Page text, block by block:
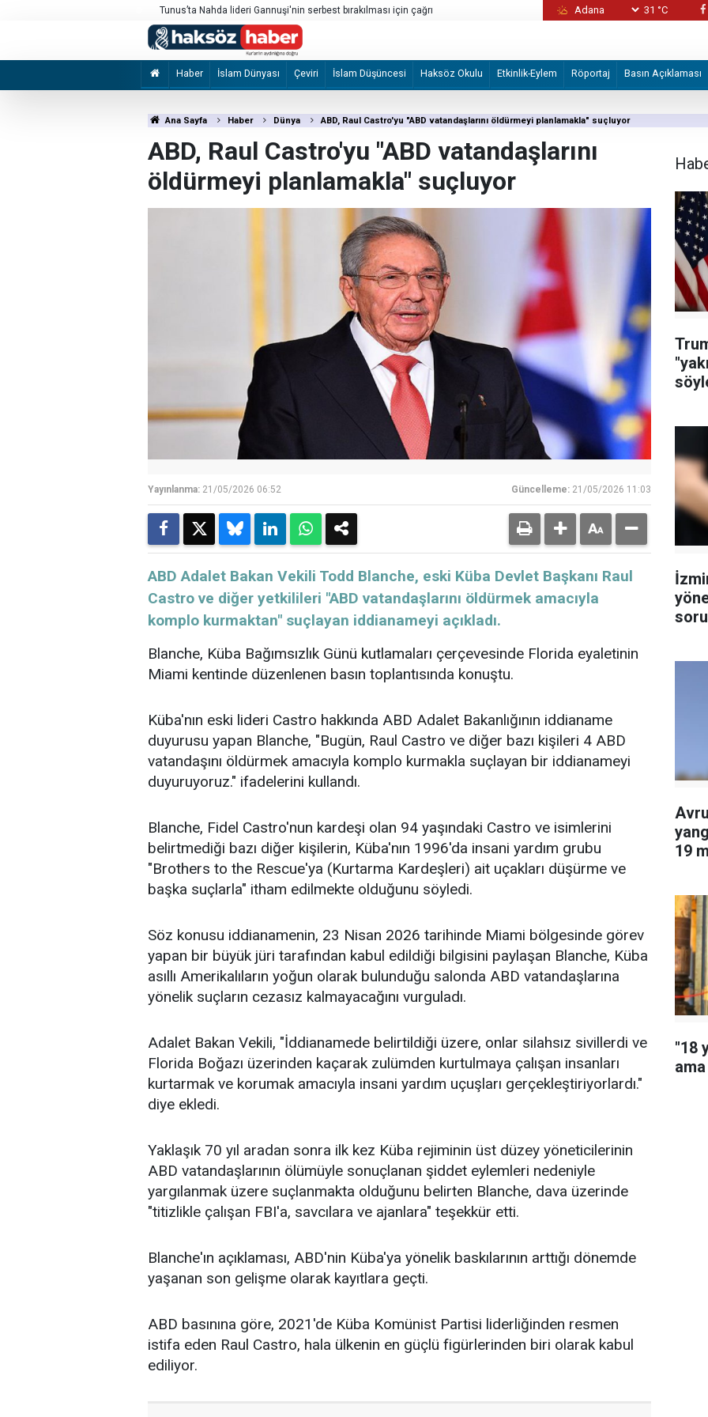
Tunus’ta Nahda lideri Gannuşi'nin serbest bırakılması için çağrı Keşm Adası'nda patlama sesleri duyuldu
31 °C
Haber İslam Dünyası Çeviri İslam Düşüncesi Haksöz Okulu Etkinlik-Eylem Röportaj Basın Açıklaması
Ana Sayfa Haber Dünya ABD, Raul Castro'yu "ABD vatandaşlarını öldürmeyi planlamakla" suçluyor
ABD, Raul Castro'yu "ABD vatandaşlarını
öldürmeyi planlamakla" suçluyor
Yayınlanma: 21/05/2026 06:52 Güncelleme: 21/05/2026 11:03
ABD Adalet Bakan Vekili Todd Blanche, eski Küba Devlet Başkanı Raul
Castro ve diğer yetkilileri "ABD vatandaşlarını öldürmek amacıyla
komplo kurmaktan" suçlayan iddianameyi açıkladı.
Blanche, Küba Bağımsızlık Günü kutlamaları çerçevesinde Florida eyaletinin
Miami kentinde düzenlenen basın toplantısında konuştu.
Küba'nın eski lideri Castro hakkında ABD Adalet Bakanlığının iddianame
duyurusu yapan Blanche, "Bugün, Raul Castro ve diğer bazı kişileri 4 ABD
vatandaşını öldürmek amacıyla komplo kurmakla suçlayan bir iddianameyi
duyuruyoruz." ifadelerini kullandı.
Blanche, Fidel Castro'nun kardeşi olan 94 yaşındaki Castro ve isimlerini
belirtmediği bazı diğer kişilerin, Küba'nın 1996'da insani yardım grubu
"Brothers to the Rescue'ya (Kurtarma Kardeşleri) ait uçakları düşürme ve
başka suçlarla" itham edilmekte olduğunu söyledi.
Söz konusu iddianamenin, 23 Nisan 2026 tarihinde Miami bölgesinde görev
yapan bir büyük jüri tarafından kabul edildiği bilgisini paylaşan Blanche, Küba
asıllı Amerikalıların yoğun olarak bulunduğu salonda ABD vatandaşlarına
yönelik suçların cezasız kalmayacağını vurguladı.
Adalet Bakan Vekili, "İddianamede belirtildiği üzere, onlar silahsız sivillerdi ve
Florida Boğazı üzerinden kaçarak zulümden kurtulmaya çalışan insanları
kurtarmak ve korumak amacıyla insani yardım uçuşları gerçekleştiriyorlardı."
diye ekledi.
Yaklaşık 70 yıl aradan sonra ilk kez Küba rejiminin üst düzey yöneticilerinin
ABD vatandaşlarının ölümüyle sonuçlanan şiddet eylemleri nedeniyle
yargılanmak üzere suçlanmakta olduğunu belirten Blanche, dava üzerinde
"titizlikle çalışan FBI'a, savcılara ve ajanlara" teşekkür etti.
Blanche'ın açıklaması, ABD'nin Küba'ya yönelik baskılarının arttığı dönemde
yaşanan son gelişme olarak kayıtlara geçti.
ABD basınına göre, 2021'de Küba Komünist Partisi liderliğinden resmen
istifa eden Raul Castro, hala ülkenin en güçlü figürlerinden biri olarak kabul
ediliyor.
19
"18